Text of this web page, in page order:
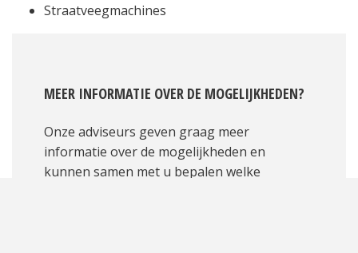
Straatveegmachines
MEER INFORMATIE OVER DE MOGELIJKHEDEN?
Onze adviseurs geven graag meer
informatie over de mogelijkheden en
kunnen samen met u bepalen welke